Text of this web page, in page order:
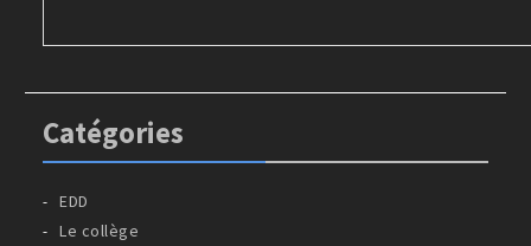
Catégories
EDD
Le collège